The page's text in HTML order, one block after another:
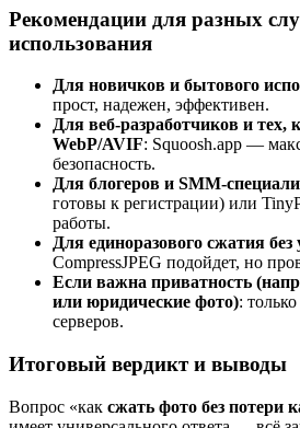
Рекомендации для разных
использования
Для новичков и бытового
прост, надежен, эффективен.
Для веб-разработчиков и тех,
WebP/AVIF: Squoosh.app —
безопасность.
Для блогеров и SMM-
готовы к регистрации) или
работы.
Для единоразового сжатия
CompressJPEG подойдет, но
Если важна приватность
или юридические фото):
серверов.
Итоговый вердикт и выводы
Вопрос «как сжать фото без потери